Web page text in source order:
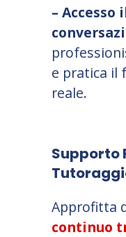
–
e pratica il
reale.
Supporto
Approfitta
continuo